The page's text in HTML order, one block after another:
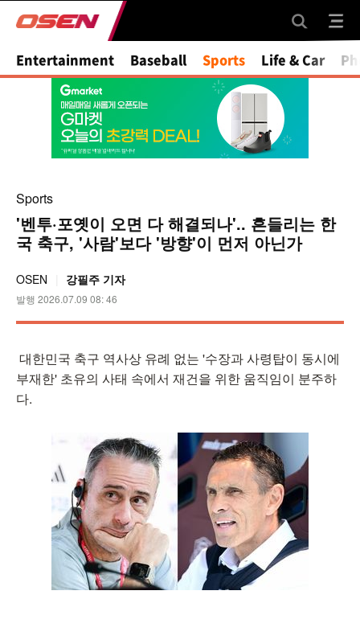
Mute
Entertainment Baseball Sports Life & Car
Sports
'벤투·포옛이 오면 다 해결되나'.. 흔들리는 한
국 축구, '사람'보다 '방향'이 먼저 아닌가
OSEN 강필주 기자
발행 2026.07.09 08: 46
대한민국 축구 역사상 유례 없는 '수장과 사령탑이 동시에
부재한' 초유의 사태 속에서 재건을 위한 움직임이 분주하
다.